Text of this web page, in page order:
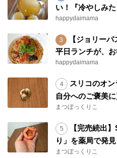
い！『冷やしみた
happydaimama
【ジョリーパ
平日ランチが、お
happydaimama
スリコのオン
自分へのご褒美に
まつぼっくりこ
【完売続出
り」を薬局で発
まつぼっくりこ